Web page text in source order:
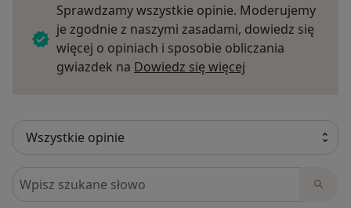
Sprawdzamy wszystkie opinie. Moderujemy
je zgodnie z naszymi zasadami, dowiedz się
więcej o opiniach i sposobie obliczania
gwiazdek na Dowiedz się więcej
Szukaj w opiniach